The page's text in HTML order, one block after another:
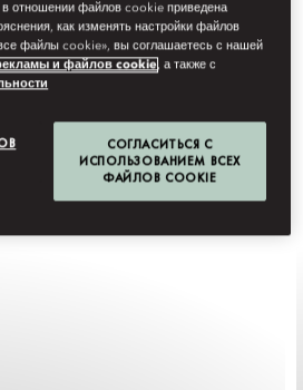
отношении файлов cookie приведена
как изменять настройки файлов
файлы cookie», вы соглашаетесь с нашей
и файлов cookie, а также с
СОГЛАСИТЬСЯ С
ИСПОЛЬЗОВАНИЕМ ВСЕХ
ФАЙЛОВ COOKIE